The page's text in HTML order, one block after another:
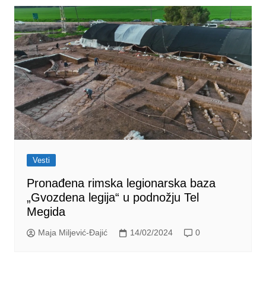
Vesti
Pronađena rimska legionarska baza
„Gvozdena legija“ u podnožju Tel
Megida
Maja Miljević-Đajić 14/02/2024 0